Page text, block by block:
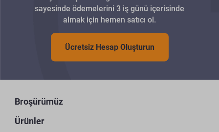
sayesinde ödemelerini 3 iş günü içerisinde
almak için hemen satıcı ol.
Ücretsiz Hesap Oluşturun
Broşürümüz
Ürünler